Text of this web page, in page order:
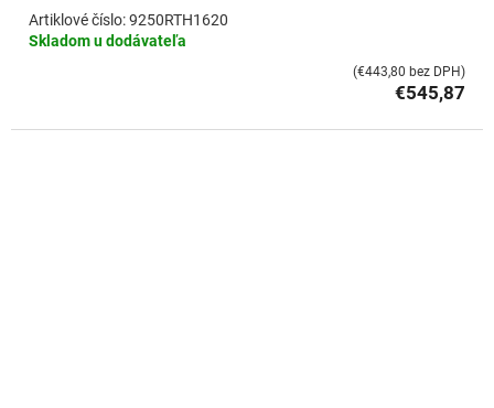
Skladom u dodávateľa
9250RTH1620
€545,87
(€443,80 bez DPH)